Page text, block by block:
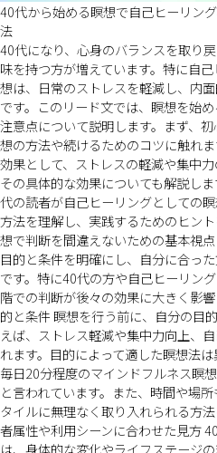
40代から始める瞑想で自己ヒーリン
法
40代になり、心身のバランスを取り
味を持つ方が増えています。特に自
想は、日常のストレスを軽減し、内
です。このリード文では、瞑想を始
注意点について説明します。まず、
想の方法や続けるためのコツに触れ
効果として、ストレスの軽減や集中力
その具体的な効果についても解説し
代の読者が自己ヒーリングとしての
方法を理解し、実践するためのヒン
想で判断を間違えないための基本視点
目的と条件を明確にし、自分に合っ
です。特に40代の方や自己ヒーリン
階での判断が後々の効果に大きく影
的と条件 瞑想を行う前に、自分の目
えば、ストレス軽減や集中力向上、
れます。目的によって適した瞑想法は
毎日20分程度のマインドフルネス瞑
と言われています。また、時間や場
タイルに無理なく取り入れられる方
者属性や利用シーンに合わせた見方
は、身体的な変化やライフステージ